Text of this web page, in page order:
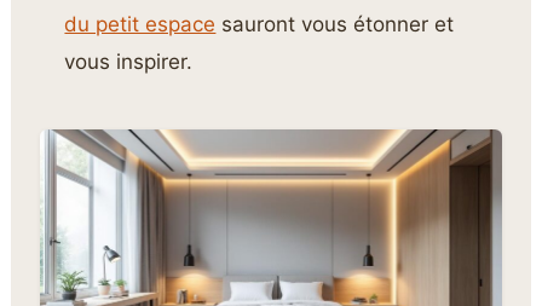
du petit espace sauront vous étonner et
vous inspirer.